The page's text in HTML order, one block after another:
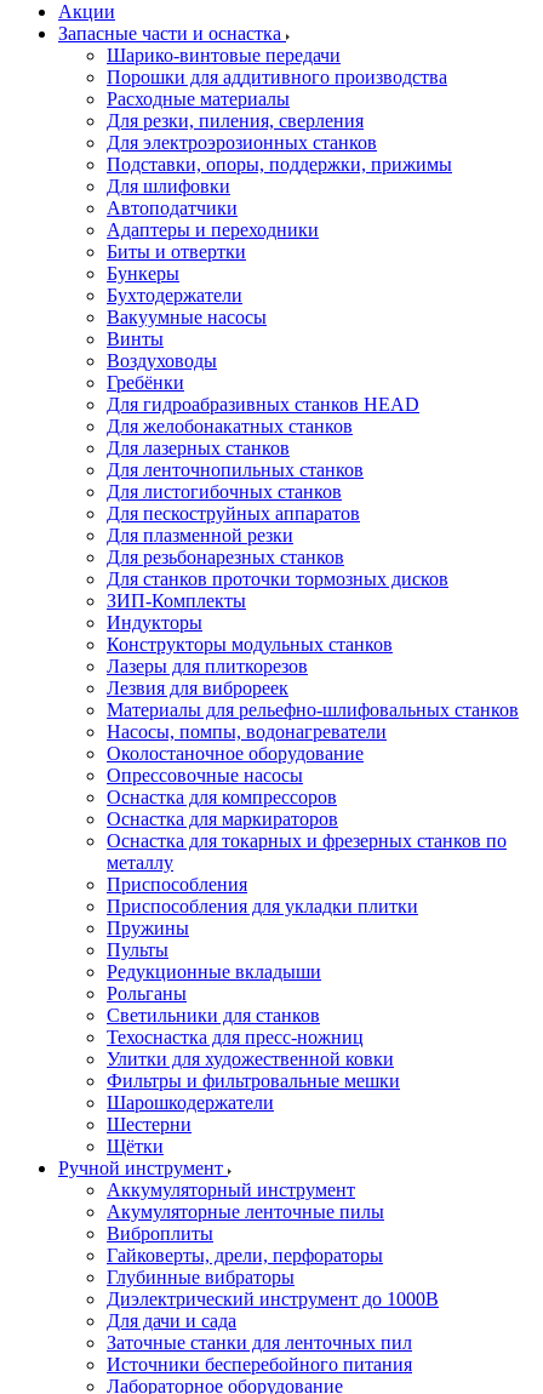
Акции
Запасные части и оснастка
Шарико-винтовые передачи
Порошки для аддитивного производства
Расходные материалы
Для резки, пиления, сверления
Для электроэрозионных станков
Подставки, опоры, поддержки, прижимы
Для шлифовки
Автоподатчики
Адаптеры и переходники
Биты и отвертки
Бункеры
Бухтодержатели
Вакуумные насосы
Винты
Воздуховоды
Гребёнки
Для гидроабразивных станков HEAD
Для желобонакатных станков
Для лазерных станков
Для ленточнопильных станков
Для листогибочных станков
Для пескоструйных аппаратов
Для плазменной резки
Для резьбонарезных станков
Для станков проточки тормозных дисков
ЗИП-Комплекты
Индукторы
Конструкторы модульных станков
Лазеры для плиткорезов
Лезвия для виброреек
Материалы для рельефно-шлифовальных станков
Насосы, помпы, водонагреватели
Околостаночное оборудование
Опрессовочные насосы
Оснастка для компрессоров
Оснастка для маркираторов
Оснастка для токарных и фрезерных станков по
металлу
Приспособления
Приспособления для укладки плитки
Пружины
Пульты
Редукционные вкладыши
Рольганы
Светильники для станков
Техоснастка для пресс-ножниц
Улитки для художественной ковки
Фильтры и фильтровальные мешки
Шарошкодержатели
Шестерни
Щётки
Ручной инструмент
Аккумуляторный инструмент
Акумуляторные ленточные пилы
Виброплиты
Гайковерты, дрели, перфораторы
Глубинные вибраторы
Диэлектрический инструмент до 1000В
Для дачи и сада
Заточные станки для ленточных пил
Источники бесперебойного питания
Лабораторное оборудование